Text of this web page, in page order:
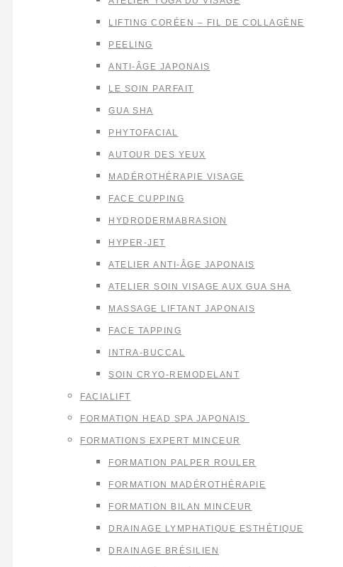
LIFTING CORÉEN – FIL DE COLLAGÈNE
PEELING
ANTI-ÂGE JAPONAIS
LE SOIN PARFAIT
GUA SHA
PHYTOFACIAL
AUTOUR DES YEUX
MADÉROTHÉRAPIE VISAGE
FACE CUPPING
HYDRODERMABRASION
HYPER-JET
ATELIER ANTI-ÂGE JAPONAIS
ATELIER SOIN VISAGE AUX GUA SHA
MASSAGE LIFTANT JAPONAIS
FACE TAPPING
INTRA-BUCCAL
SOIN CRYO-REMODELANT
FACIALIFT
FORMATION HEAD SPA JAPONAIS
FORMATIONS EXPERT MINCEUR
FORMATION PALPER ROULER
FORMATION MADÉROTHÉRAPIE
FORMATION BILAN MINCEUR
DRAINAGE LYMPHATIQUE ESTHÉTIQUE
DRAINAGE BRÉSILIEN